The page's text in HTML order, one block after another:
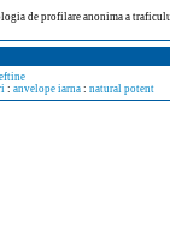
de profilare anonima a
: anvelope iarna : natural potent